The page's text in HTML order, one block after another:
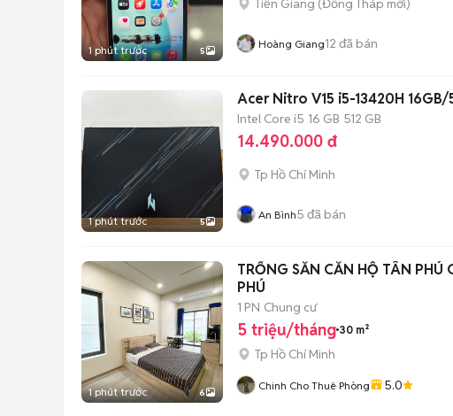
1 phút trước 5
Tiền Giang (Đồng Tháp mới)
Hoàng Giang12 đã bán
1 phút trước 5
Acer Nitro V15 i5-13420H 16GB/
Intel Core i5 16 GB 512 GB
14.490.000 đ
Tp Hồ Chí Minh
An Bình5 đã bán
1 phút trước 6
TRỐNG SẴN CĂN HỘ TÂN
PHÚ
1 PN Chung cư
5 triệu/tháng 30 m²
Tp Hồ Chí Minh
Chinh Cho Thuê Phòng 5.0